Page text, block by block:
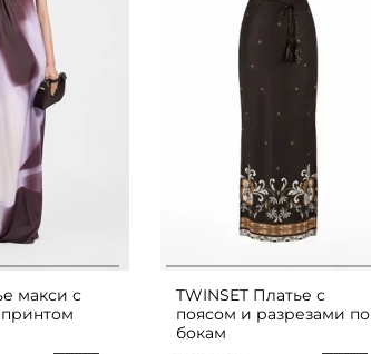
макси с
TWINSET Платье с
поясом и разрезами по
бокам